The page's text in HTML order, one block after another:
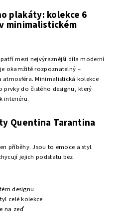
rámu IKEA
řešení pro dekoraci stěn v
IKEA, důležité je zvolit správný
velikosti totiž umožňují snadné
navrženy právě v těchto
obraz na zeď.
rámů IKEA